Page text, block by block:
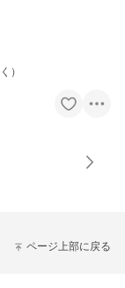
）
ページ上部に戻る